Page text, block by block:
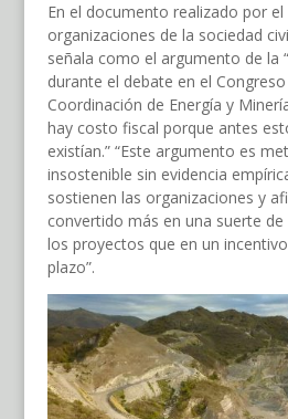
En el documento realizado por el
organizaciones de la sociedad
señala como el argumento de la
durante el debate en el
Coordinación de Energía y
hay costo fiscal porque antes
existían.” “Este argumento es
insostenible sin evidencia
sostienen las organizaciones y
convertido más en una suerte
los proyectos que en un
plazo”.